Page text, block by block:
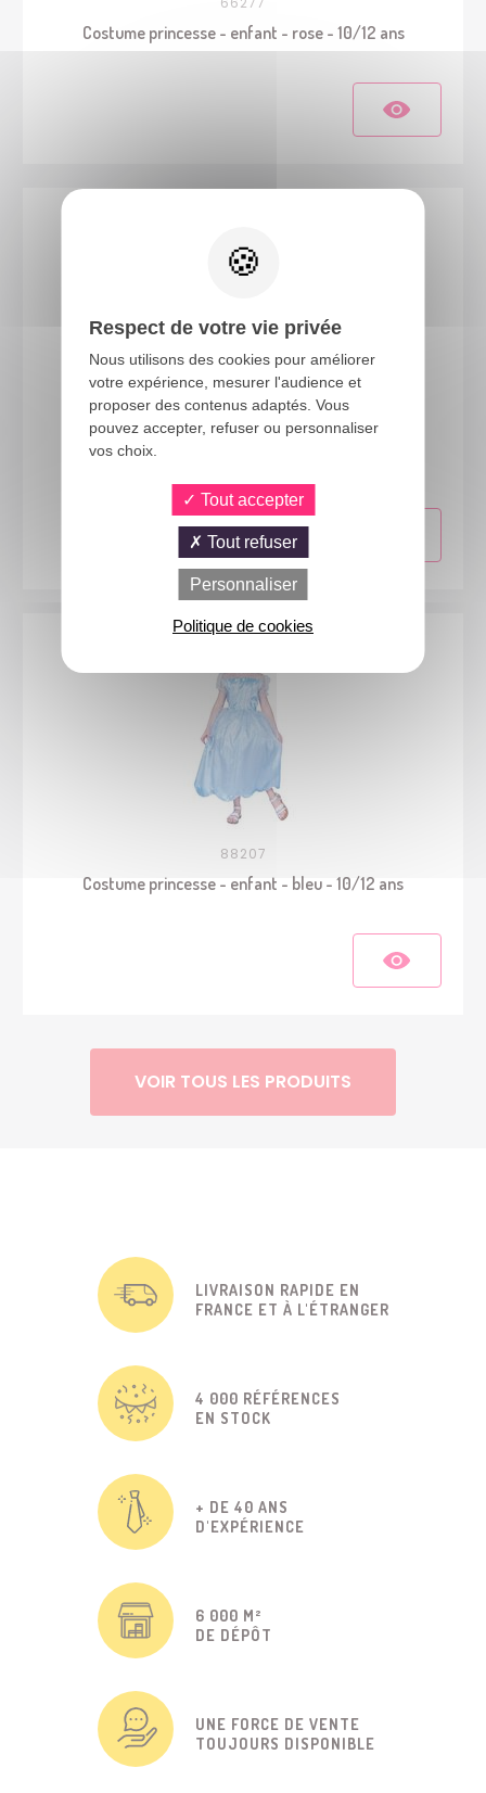
Costume princesse - enfant - rose - 10/12 ans
21185
Costume sirène - turquoise - enfant - 7/9 ans
88207
Costume princesse - enfant - bleu - 10/12 ans
VOIR TOUS LES PRODUITS
LIVRAISON RAPIDE EN
FRANCE ET À L'ÉTRANGER
4 000 RÉFÉRENCES
EN STOCK
+ DE 40 ANS
D'EXPÉRIENCE
6 000 M²
DE DÉPÔT
UNE FORCE DE VENTE
TOUJOURS DISPONIBLE
Respect de votre vie privée
Nous utilisons des cookies pour améliorer
votre expérience, mesurer l'audience et
proposer des contenus adaptés. Vous
pouvez accepter, refuser ou personnaliser
vos choix.
Tout accepter
Tout refuser
Personnaliser
Politique de cookies